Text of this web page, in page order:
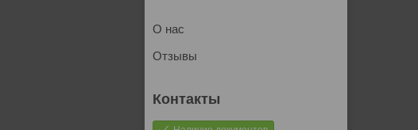
О нас
Отзывы